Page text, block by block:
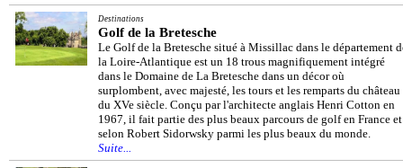
Destinations
Golf de la Bretesche
Le Golf de la Bretesche situé à Missillac dans le département
la Loire-Atlantique est un 18 trous magnifiquement intégré
dans le Domaine de La Bretesche dans un décor où
surplombent, avec majesté, les tours et les remparts du château
du XVe siècle. Conçu par l'architecte anglais Henri Cotton en
1967, il fait partie des plus beaux parcours de golf en France et
selon Robert Sidorwsky parmi les plus beaux du monde.
Suite...